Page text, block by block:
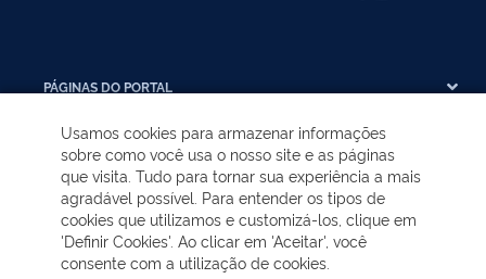
PÁGINAS DO PORTAL
ÓRGÃOS DA PREFEITURA
PÚBLICOS ALVOS
TRANSPARÊNCIA
Usamos cookies para armazenar informações
sobre como você usa o nosso site e as páginas
que visita. Tudo para tornar sua experiência a mais
agradável possível. Para entender os tipos de
cookies que utilizamos e customizá-los, clique em
'Definir Cookies'. Ao clicar em 'Aceitar', você
consente com a utilização de cookies.